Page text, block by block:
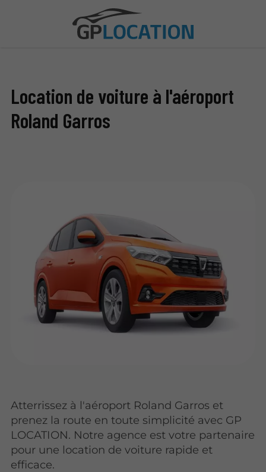
Location de voiture à l'aéroport
Roland Garros
Atterrissez à l'aéroport Roland Garros et
prenez la route en toute simplicité avec GP
LOCATION. Notre agence est votre partenaire
pour une location de voiture rapide et
efficace.